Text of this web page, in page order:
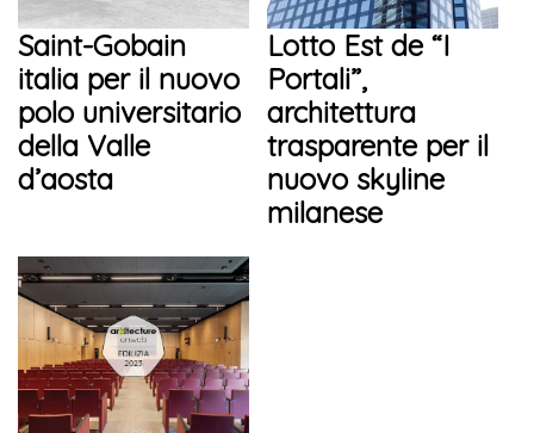
Saint-Gobain
italia per il nuovo
polo universitario
della Valle
d’aosta
Lotto Est de “I
Portali”,
architettura
trasparente per il
nuovo skyline
milanese